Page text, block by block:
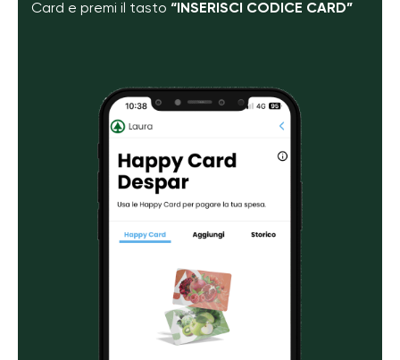
Card e premi il tasto “INSERISCI CODICE CARD”